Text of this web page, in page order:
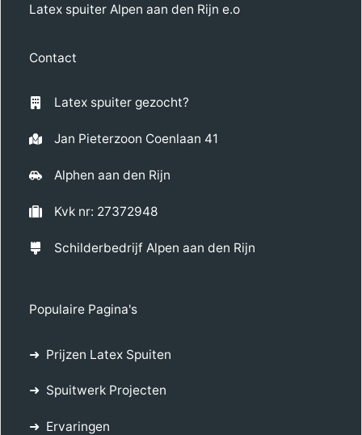
Latex spuiter Alpen aan den Rijn e.o
Contact
Latex spuiter gezocht?
Jan Pieterzoon Coenlaan 41
Alphen aan den Rijn
Kvk nr: 27372948
Schilderbedrijf Alpen aan den Rijn
Populaire Pagina's
Prijzen Latex Spuiten
Spuitwerk Projecten
Ervaringen